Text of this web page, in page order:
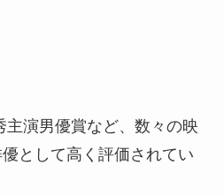
主演男優賞など、数々の映
として高く評価されてい